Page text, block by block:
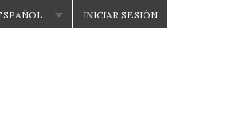
INICIAR SESIÓN